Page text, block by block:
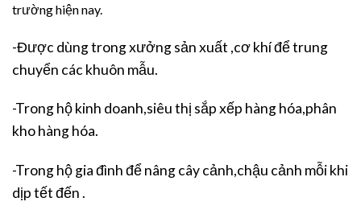
trường hiện nay.
-Được dùng trong xưởng sản xuất ,cơ khí để trung
chuyển các khuôn mẫu.
-Trong hộ kinh doanh,siêu thị sắp xếp hàng hóa,phân
kho hàng hóa.
-Trong hộ gia đình để nâng cây cảnh,chậu cảnh mỗi khi
dịp tết đến .